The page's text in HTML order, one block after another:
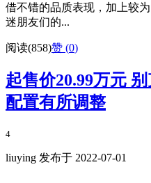
借不错的品质表现，加上较
迷朋友们的...
阅读(858)赞 (0)
起售价20.99万元
配置有所调整
4
liuying 发布于 2022-07-01